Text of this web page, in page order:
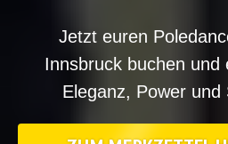
Jetzt euren
Innsbruck buchen und
Eleganz, Power und